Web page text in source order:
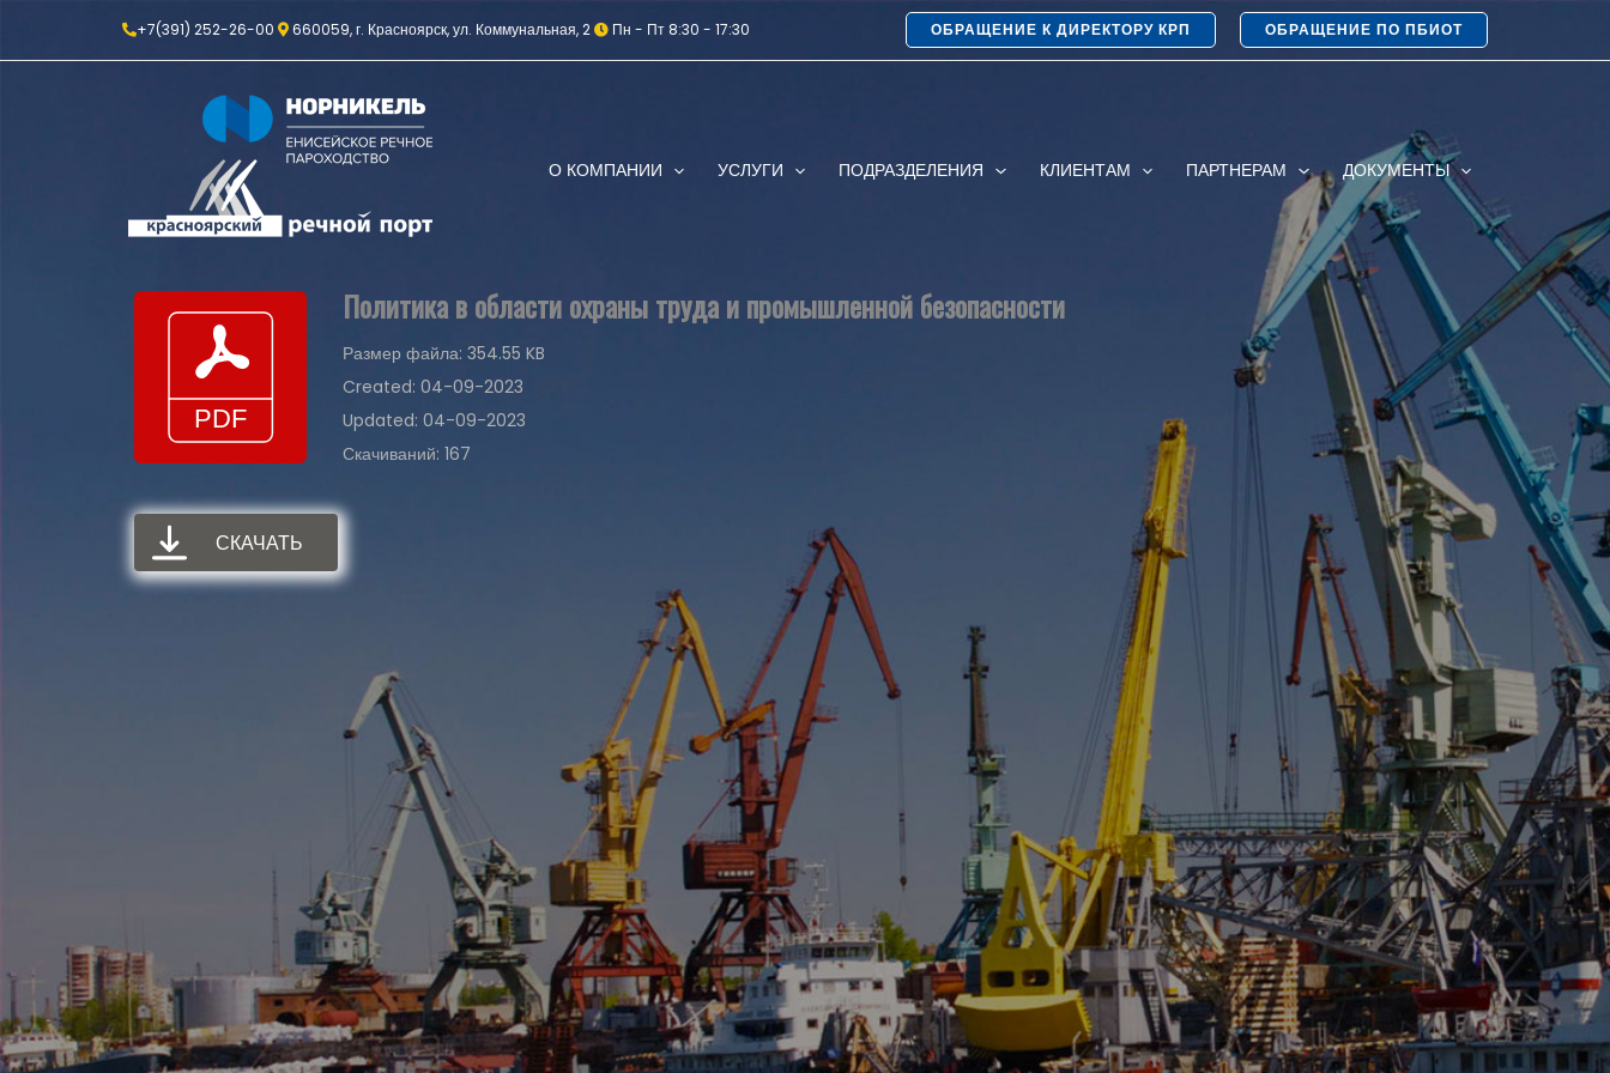
+7(391) 252-26-00 660059, г. Красноярск, ул. Коммунальная, 2 Пн - Пт 8:30 - 17:30 ОБРАЩЕНИЕ К ДИРЕКТОРУ КРП ОБРАЩЕНИЕ ПО ПБИОТ
О КОМПАНИИ УСЛУГИ ПОДРАЗДЕЛЕНИЯ КЛИЕНТАМ ПАРТНЕРАМ ДОКУМЕНТЫ
Политика в области охраны труда и промышленной безопасности
Размер файла: 354.55 KB
Created: 04-09-2023
Updated: 04-09-2023
Скачиваний: 167
СКАЧАТЬ